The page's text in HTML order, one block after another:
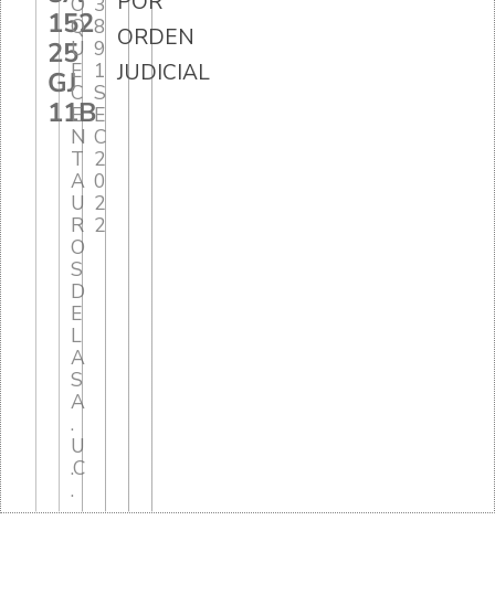
152
25
GJ
11B
Q
U
E
C
E
N
T
A
U
R
O
S
D
E
L
A
S
A
.
U
.C
.
8
9
1
S
E
C
2
0
2
2
ORDEN
JUDICIAL